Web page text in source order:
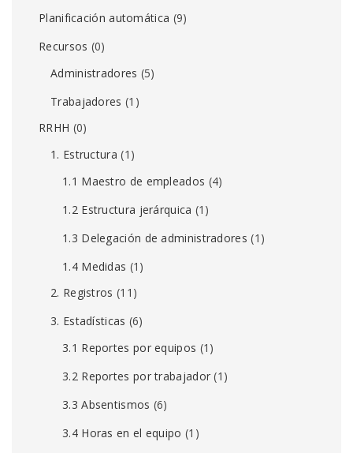
Planificación automática (9)
Recursos (0)
Administradores (5)
Trabajadores (1)
RRHH (0)
1. Estructura (1)
1.1 Maestro de empleados (4)
1.2 Estructura jerárquica (1)
1.3 Delegación de administradores (1)
1.4 Medidas (1)
2. Registros (11)
3. Estadísticas (6)
3.1 Reportes por equipos (1)
3.2 Reportes por trabajador (1)
3.3 Absentismos (6)
3.4 Horas en el equipo (1)